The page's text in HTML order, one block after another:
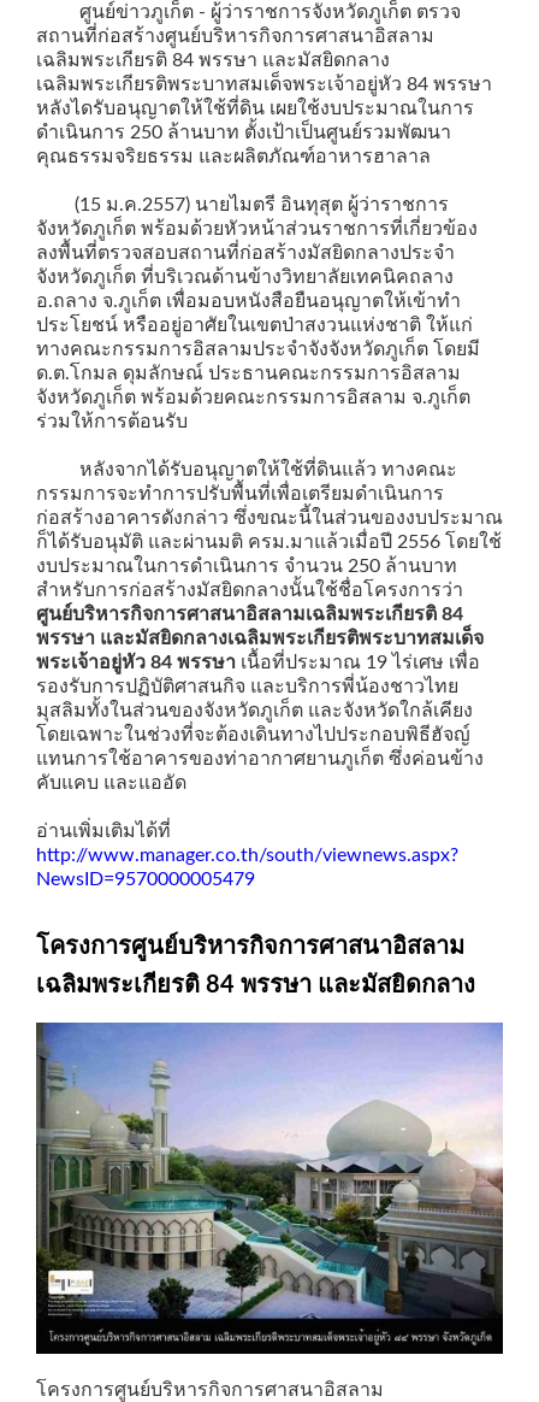
ศูนย์ข่าวภูเก็ต - ผู้ว่าราชการจังหวัดภูเก็ต ตรวจ
สถานที่ก่อสร้างศูนย์บริหารกิจการศาสนาอิสลาม
เฉลิมพระเกียรติ 84 พรรษา และมัสยิดกลาง
เฉลิมพระเกียรติพระบาทสมเด็จพระเจ้าอยู่หัว 84 พรรษา
หลังไดรับอนุญาตให้ใช้ที่ดิน เผยใช้งบประมาณในการ
ดำเนินการ 250 ล้านบาท ตั้งเป้าเป็นศูนย์รวมพัฒนา
คุณธรรมจริยธรรม และผลิตภัณฑ์อาหารฮาลาล
(15 ม.ค.2557) นายไมตรี อินทุสุต ผู้ว่าราชการ
จังหวัดภูเก็ต พร้อมด้วยหัวหน้าส่วนราชการที่เกี่ยวข้อง
ลงพื้นที่ตรวจสอบสถานที่ก่อสร้างมัสยิดกลางประจำ
จังหวัดภูเก็ต ที่บริเวณด้านข้างวิทยาลัยเทคนิคถลาง
อ.ถลาง จ.ภูเก็ต เพื่อมอบหนังสือยืนอนุญาตให้เข้าทำ
ประโยชน์ หรืออยู่อาศัยในเขตป่าสงวนแห่งชาติ ให้แก่
ทางคณะกรรมการอิสลามประจำจังจังหวัดภูเก็ต โดยมี
ด.ต.โกมล ดุมลักษณ์ ประธานคณะกรรมการอิสลาม
จังหวัดภูเก็ต พร้อมด้วยคณะกรรมการอิสลาม จ.ภูเก็ต
ร่วมให้การต้อนรับ
หลังจากได้รับอนุญาตให้ใช้ที่ดินแล้ว ทางคณะ
กรรมการจะทำการปรับพื้นที่เพื่อเตรียมดำเนินการ
ก่อสร้างอาคารดังกล่าว ซึ่งขณะนี้ในส่วนของงบประมาณ
ก็ได้รับอนุมัติ และผ่านมติ ครม.มาแล้วเมื่อปี 2556 โดยใช้
งบประมาณในการดำเนินการ จำนวน 250 ล้านบาท
สำหรับการก่อสร้างมัสยิดกลางนั้นใช้ชื่อโครงการว่า
ศูนย์บริหารกิจการศาสนาอิสลามเฉลิมพระเกียรติ 84
พรรษา และมัสยิดกลางเฉลิมพระเกียรติพระบาทสมเด็จ
พระเจ้าอยู่หัว 84 พรรษา เนื้อที่ประมาณ 19 ไร่เศษ เพื่อ
รองรับการปฏิบัติศาสนกิจ และบริการพี่น้องชาวไทย
มุสลิมทั้งในส่วนของจังหวัดภูเก็ต และจังหวัดใกล้เคียง
โดยเฉพาะในช่วงที่จะต้องเดินทางไปประกอบพิธีฮัจญ์
แทนการใช้อาคารของท่าอากาศยานภูเก็ต ซึ่งค่อนข้าง
คับแคบ และแออัด
อ่านเพิ่มเติมได้ที่
http://www.manager.co.th/south/viewnews.aspx?
NewsID=9570000005479
โครงการศูนย์บริหารกิจการศาสนาอิสลาม
เฉลิมพระเกียรติ 84 พรรษา และมัสยิดกลาง
โครงการศูนย์บริหารกิจการศาสนาอิสลาม